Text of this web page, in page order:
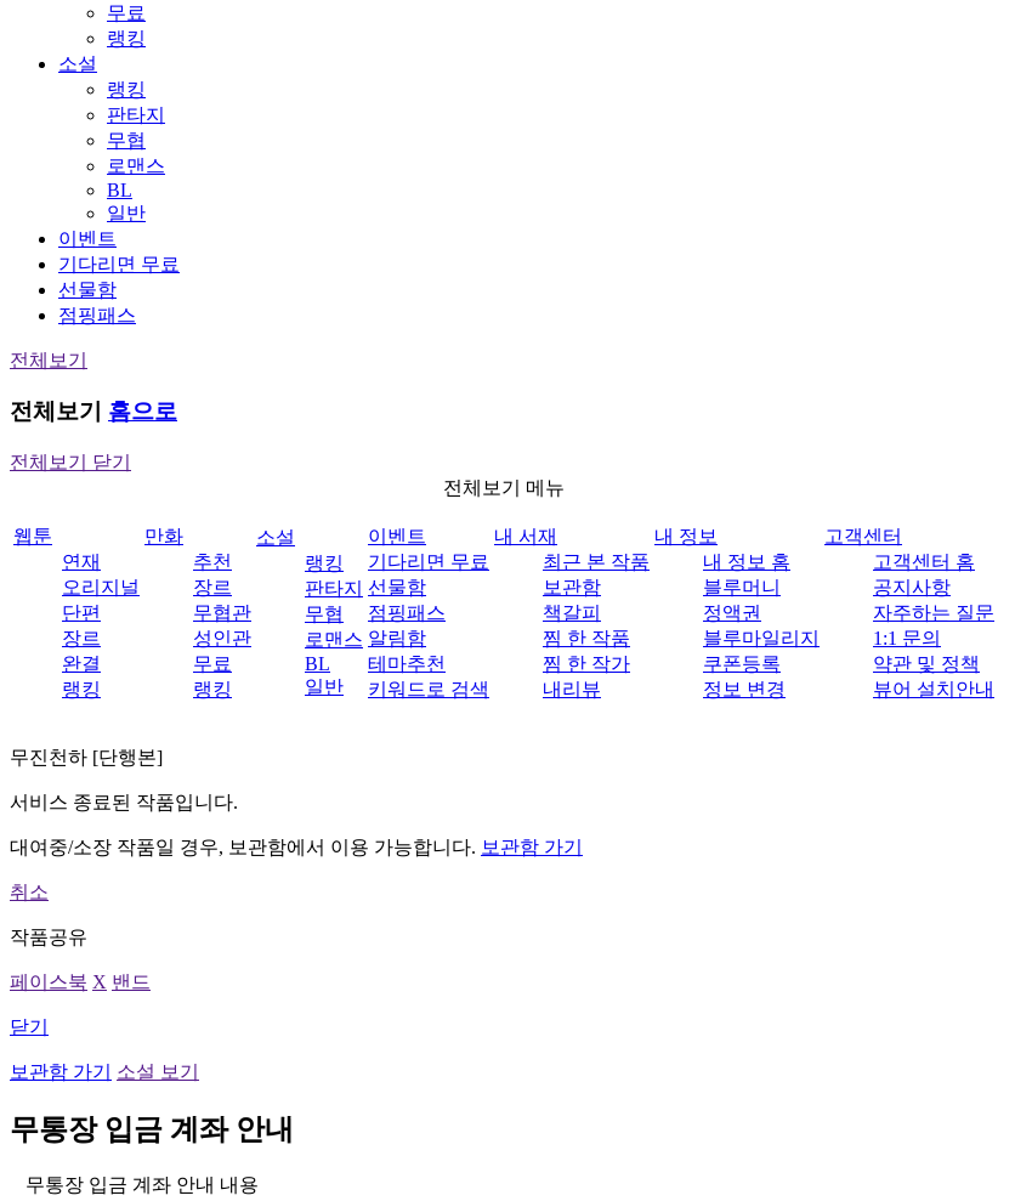
무료
랭킹
소설
랭킹
판타지
무협
로맨스
BL
일반
이벤트
기다리면 무료
선물함
점핑패스
전체보기
전체보기 홈으로
전체보기 닫기
전체보기 메뉴
웹툰
연재
오리지널
단편
장르
완결
랭킹
만화
추천
장르
무협관
성인관
무료
랭킹
소설
랭킹
판타지
무협
로맨스
BL
일반
이벤트
기다리면 무료
선물함
점핑패스
알림함
테마추천
키워드로 검색
내 서재
최근 본 작품
보관함
책갈피
찜 한 작품
찜 한 작가
내리뷰
내 정보
내 정보 홈
블루머니
정액권
블루마일리지
쿠폰등록
정보 변경
고객센터
고객센터 홈
공지사항
자주하는 질문
1:1 문의
약관 및 정책
뷰어 설치안내
무진천하 [단행본]
서비스 종료된 작품입니다.
대여중/소장 작품일 경우, 보관함에서 이용 가능합니다. 보관함 가기
취소
작품공유
페이스북 X 밴드
닫기
보관함 가기 소설 보기
무통장 입금 계좌 안내
무통장 입금 계좌 안내 내용